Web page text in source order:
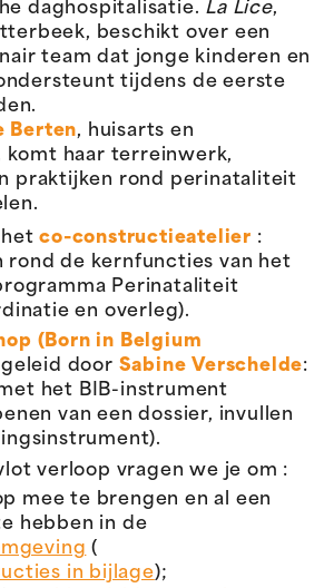
daghospitalisatie. La Lice,
beschikt over een
team dat jonge kinderen en
tijdens de eerste
Berten, huisarts en
komt haar terreinwerk,
praktijken rond perinataliteit
hetco-constructieatelier :
rond de kernfuncties van het
Perinataliteit
en overleg).
(Born in Belgium
geleid door Sabine Verschelde:
het BIB-instrument
van een dossier, invullen
verloop vragen we je om :
mee te brengen en al een
hebben in de
(
in bijlage);